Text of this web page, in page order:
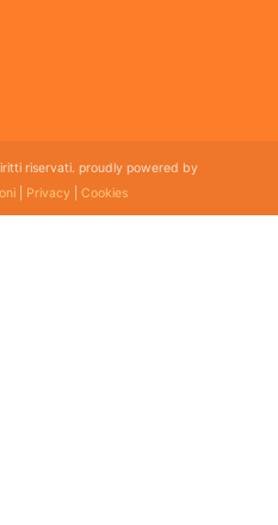
riservati. proudly powered by
Privacy |Cookies